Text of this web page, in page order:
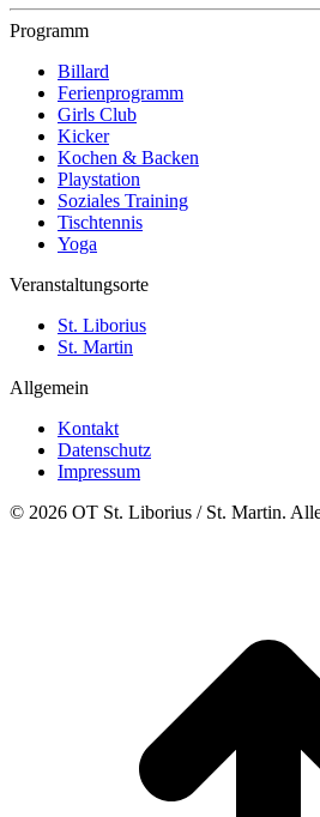
Programm
Billard
Ferienprogramm
Girls Club
Kicker
Kochen & Backen
Playstation
Soziales Training
Tischtennis
Yoga
Veranstaltungsorte
St. Liborius
St. Martin
Allgemein
Kontakt
Datenschutz
Impressum
© 2026 OT St. Liborius / St. Martin.